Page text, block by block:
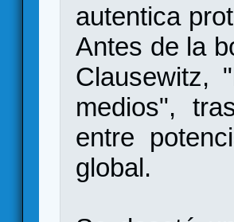
autentica
Antes de la
Clausewitz,
medios",
entre
global.